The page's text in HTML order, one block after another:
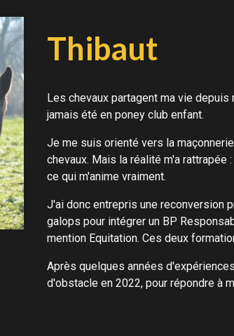
Thibaut
Les chevaux partagent ma vie depuis
jamais été en poney club enfant.
Je me suis orienté vers la
chevaux. Mais la réalité m'a
ce qui m'anime vraiment.
J'ai donc entrepris une reconversion
galops pour intégrer un BP
mention Equitation. Ces deux
Après quelques années
d'obstacle en 2022, pour répondre à